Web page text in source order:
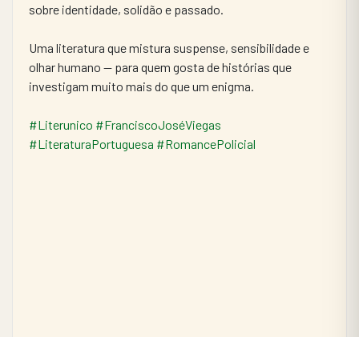
sobre identidade, solidão e passado.
Uma literatura que mistura suspense, sensibilidade e
olhar humano — para quem gosta de histórias que
investigam muito mais do que um enigma.
#Literunico #FranciscoJoséViegas
#LiteraturaPortuguesa #RomancePolicial